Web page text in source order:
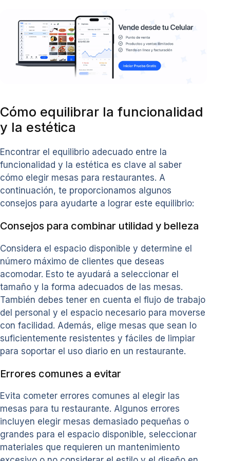
Cómo equilibrar la funcionalidad
y la estética
Encontrar el equilibrio adecuado entre la
funcionalidad y la estética es clave al saber
cómo elegir mesas para restaurantes. A
continuación, te proporcionamos algunos
consejos para ayudarte a lograr este equilibrio:
Consejos para combinar utilidad y belleza
Considera el espacio disponible y determine el
número máximo de clientes que deseas
acomodar. Esto te ayudará a seleccionar el
tamaño y la forma adecuados de las mesas.
También debes tener en cuenta el flujo de trabajo
del personal y el espacio necesario para moverse
con facilidad. Además, elige mesas que sean lo
suficientemente resistentes y fáciles de limpiar
para soportar el uso diario en un restaurante.
Errores comunes a evitar
Evita cometer errores comunes al elegir las
mesas para tu restaurante. Algunos errores
incluyen elegir mesas demasiado pequeñas o
grandes para el espacio disponible, seleccionar
materiales que requieren un mantenimiento